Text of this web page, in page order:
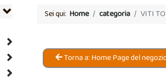
Sei qui: Home categoria VITI
Torna a: Home Page del